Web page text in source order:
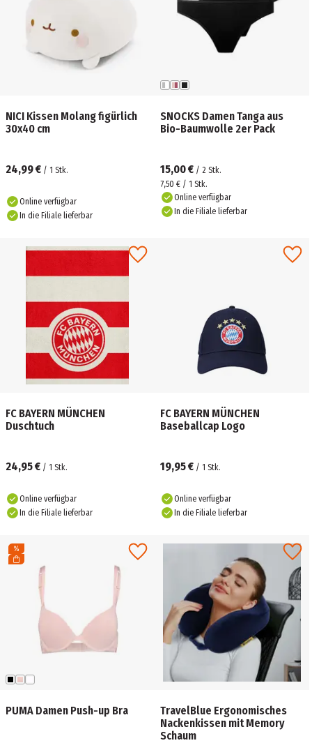
NICI Kissen Molang figürlich
30x40 cm
24,99 € / 1 Stk.
Online verfügbar
In die Filiale lieferbar
SNOCKS Damen Tanga aus
Bio-Baumwolle 2er Pack
15,00 € / 2 Stk.
7,50 € / 1 Stk.
Online verfügbar
In die Filiale lieferbar
FC BAYERN MÜNCHEN
Duschtuch
24,95 € / 1 Stk.
Online verfügbar
In die Filiale lieferbar
FC BAYERN MÜNCHEN
Baseballcap Logo
19,95 € / 1 Stk.
Online verfügbar
In die Filiale lieferbar
PUMA Damen Push-up Bra
TravelBlue Ergonomisches
Nackenkissen mit Memory
Schaum